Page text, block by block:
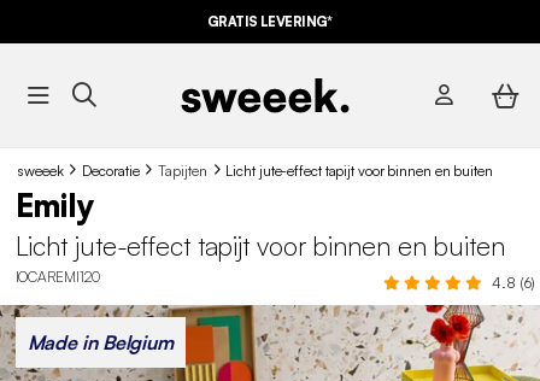
AANBIEDINGEN*MET DE
GRATIS LEVERING*
sweeek Decoratie Tapijten Licht jute-effect tapijt voor binnen en buiten
Emily
Licht jute-effect tapijt voor binnen en buiten
IOCAREMI120 4.8 (6)
Made in Belgium